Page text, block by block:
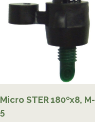
Micro STER 180ºx8, M-
5